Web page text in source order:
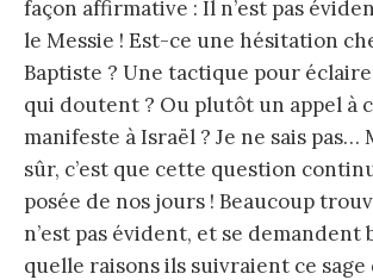
façon affirmative : Il n’est pas
le Messie ! Est-ce une hésitation
Baptiste ? Une tactique pour
qui doutent ? Ou plutôt un appel à
manifeste à Israël ? Je ne sais pas…
sûr, c’est que cette question
posée de nos jours ! Beaucoup
n’est pas évident, et se demandent
quelle raisons ils suivraient ce